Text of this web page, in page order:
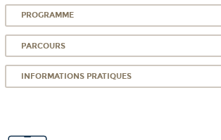
PROGRAMME
PARCOURS
INFORMATIONS PRATIQUES